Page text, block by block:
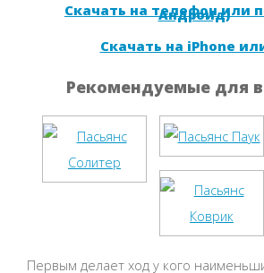
Скачать на телефон или
Андроид)
Скачать на iPhone
Рекомендуемые для
Первым делает ход у кого